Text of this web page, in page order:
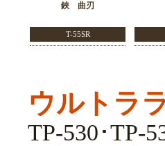
鋏 曲刃
T-55SR
ウルトラ
TP-530･TP-